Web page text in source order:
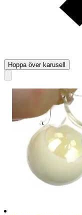
Hoppa över karusell